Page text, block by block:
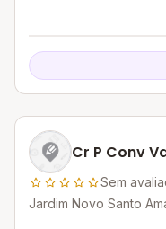
Cr P Conv
Sem
Jardim Novo Santo